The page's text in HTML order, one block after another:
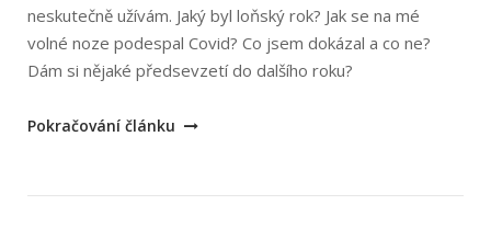
neskutečně užívám. Jaký byl loňský rok? Jak se na mé
volné noze podespal Covid? Co jsem dokázal a co ne?
Dám si nějaké předsevzetí do dalšího roku?
„Rok
Pokračování článku